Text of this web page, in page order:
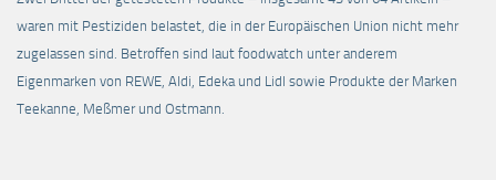
waren mit Pestiziden belastet, die in der Europäischen Union nicht mehr
zugelassen sind. Betroffen sind laut foodwatch unter anderem
Eigenmarken von REWE, Aldi, Edeka und Lidl sowie Produkte der Marken
Teekanne, Meßmer und Ostmann.